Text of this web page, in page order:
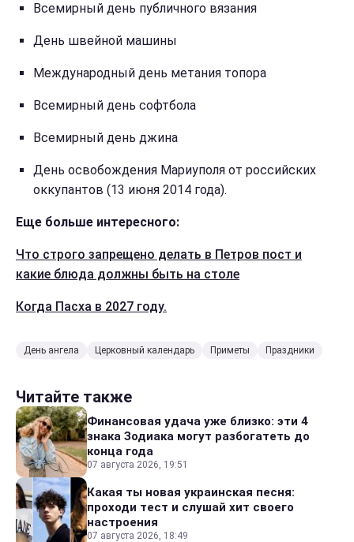
Всемирный день публичного вязания
День швейной машины
Международный день метания топора
Всемирный день софтбола
Всемирный день джина
День освобождения Мариуполя от российских
оккупантов (13 июня 2014 года).
Еще больше интересного:
Что строго запрещено делать в Петров пост и
какие блюда должны быть на столе
Когда Пасха в 2027 году.
День ангела Церковный календарь Приметы Праздники
Читайте также
Финансовая удача уже близко: эти 4
знака Зодиака могут разбогатеть до
конца года
07 августа 2026, 19:51
Какая ты новая украинская песня:
проходи тест и слушай хит своего
настроения
07 августа 2026, 18:49